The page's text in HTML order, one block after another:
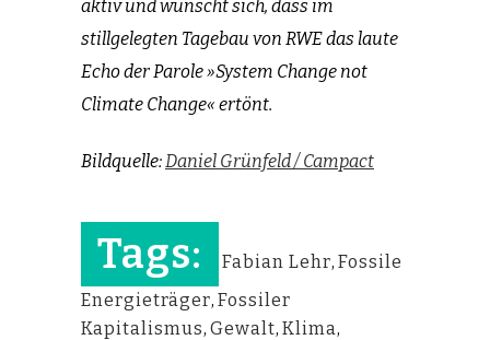
aktiv und wünscht sich, dass im
stillgelegten Tagebau von RWE das laute
Echo der Parole »System Change not
Climate Change« ertönt.
Bildquelle: Daniel Grünfeld / Campact
Tags: Fabian Lehr, Fossile
Energieträger, Fossiler
Kapitalismus, Gewalt, Klima,